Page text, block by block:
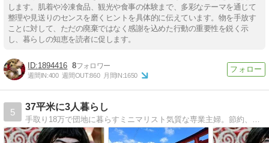
します。肌着や冷凍食品、観光や食事の体験まで、多彩なテーマを通じて
整理や見送りのセンスを磨くヒントを具体的に伝えています。物を手放す
ことに対して、ただの廃棄ではなく感謝を込めた行動の重要性を鋭く示
し、暮らしの知恵を読者に促します。
1894416 8
週間IN:400 週間OUT:860 月間IN:1650
5
37平米に3人暮らし